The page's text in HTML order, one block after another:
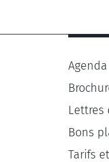
Agenda
Lettres
Bons
Tarifs